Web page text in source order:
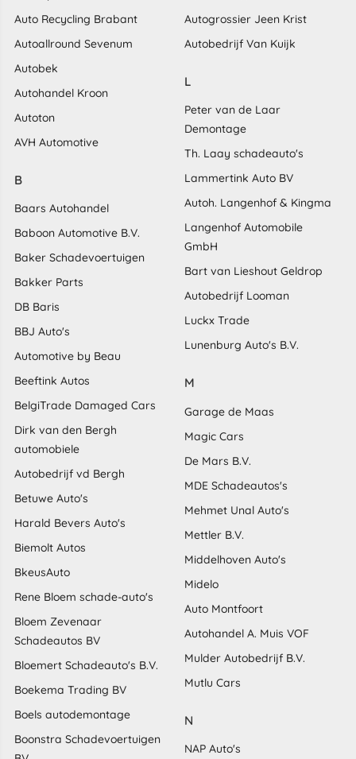
Auto Recycling Brabant
Autoallround Sevenum
Autobek
Autohandel Kroon
Autoton
AVH Automotive
B
Baars Autohandel
Baboon Automotive B.V.
Baker Schadevoertuigen
Bakker Parts
DB Baris
BBJ Auto's
Automotive by Beau
Beeftink Autos
BelgiTrade Damaged Cars
Dirk van den Bergh
automobiele
Autobedrijf vd Bergh
Betuwe Auto's
Harald Bevers Auto's
Biemolt Autos
BkeusAuto
Rene Bloem schade-auto's
Bloem Zevenaar
Schadeautos BV
Bloemert Schadeauto's B.V.
Boekema Trading BV
Boels autodemontage
Boonstra Schadevoertuigen
Autogrossier Jeen Krist
Autobedrijf Van Kuijk
L
Peter van de Laar
Demontage
Th. Laay schadeauto's
Lammertink Auto BV
Autoh. Langenhof & Kingma
Langenhof Automobile
GmbH
Bart van Lieshout Geldrop
Autobedrijf Looman
Luckx Trade
Lunenburg Auto's B.V.
M
Garage de Maas
Magic Cars
De Mars B.V.
MDE Schadeautos's
Mehmet Unal Auto's
Mettler B.V.
Middelhoven Auto's
Midelo
Auto Montfoort
Autohandel A. Muis VOF
Mulder Autobedrijf B.V.
Mutlu Cars
N
NAP Auto's